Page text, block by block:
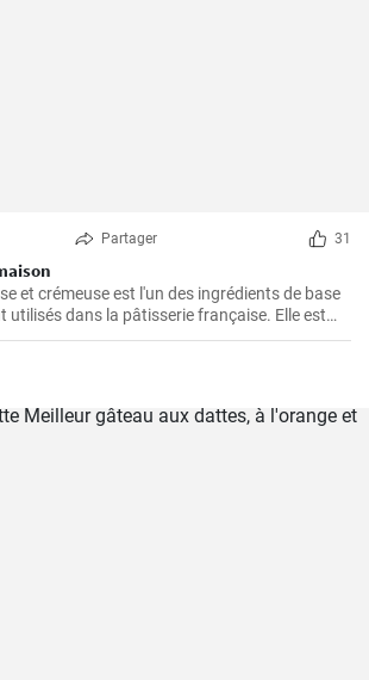
Partager 31
et crémeuse est l'un des ingrédients de base
utilisés dans la pâtisserie française. Elle est
variété de desserts tels que les éclairs, les